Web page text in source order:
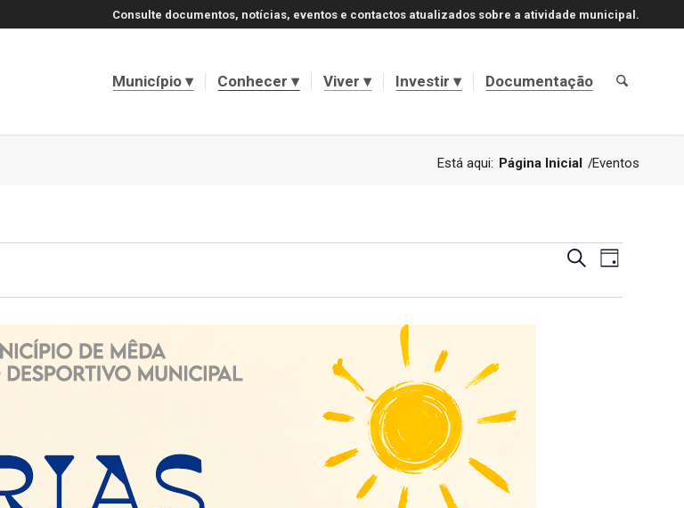
Consulte documentos, notícias, eventos e contactos atualizados sobre a atividade municipal.
Município Conhecer Viver Investir Documentação
Está aqui: Página Inicial /Eventos
PesquisarNavegação
de
de
Dia